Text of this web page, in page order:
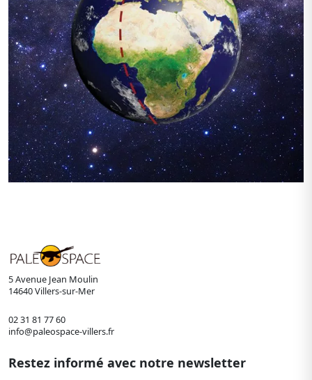
5 Avenue Jean Moulin
14640 Villers-sur-Mer
02 31 81 77 60
info@paleospace-villers.fr
Restez informé avec notre newsletter